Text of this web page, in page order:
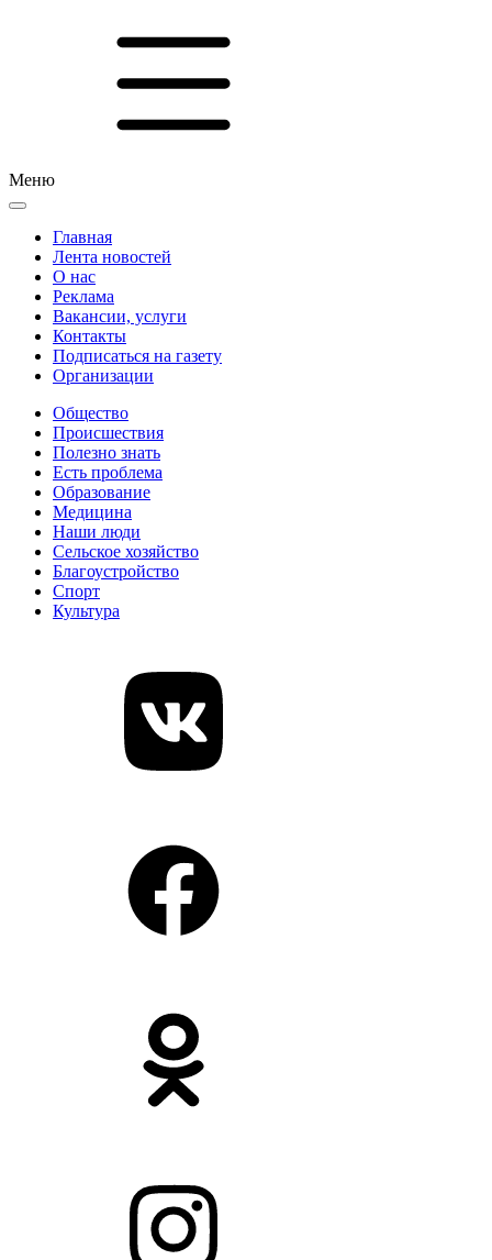
Меню
Главная
Лента новостей
О нас
Реклама
Вакансии, услуги
Контакты
Подписаться на газету
Организации
Общество
Происшествия
Полезно знать
Есть проблема
Образование
Медицина
Наши люди
Сельское хозяйство
Благоустройство
Спорт
Культура